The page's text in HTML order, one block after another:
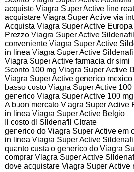
acquisto Viagra Super Active line
acquistare Viagra Super Active via
Acquista Viagra Super Active Europa
Prezzo Viagra Super Active
conveniente Viagra Super Active
in linea Viagra Super Active
Viagra Super Active farmacia dr simi
Sconto 100 mg Viagra Super Active
Viagra Super Active generico mexico
basso costo Viagra Super Active 100
generico Viagra Super Active 100
A buon mercato Viagra Super Active
in linea Viagra Super Active Belgio
Il costo di Sildenafil Citrate
generico do Viagra Super Active em
in linea Viagra Super Active
quanto custa o generico do Viagra
comprar Viagra Super Active
dove acquistare Viagra Super Active